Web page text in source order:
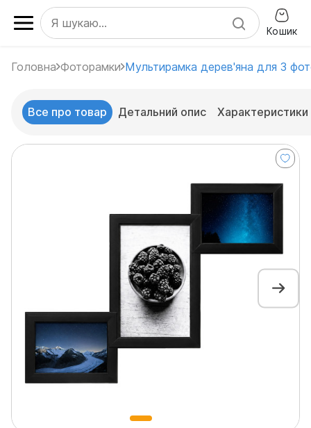
Кошик
Головна Фоторамки Мультирамка дерев'яна для 3
Все про товар Детальний опис Характеристики